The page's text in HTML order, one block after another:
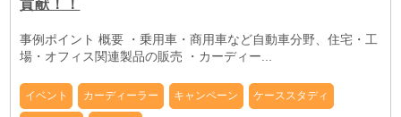
貢献！！
事例ポイント 概要 ・乗用車・商用車など自動車分野、住宅・工
場・オフィス関連製品の販売 ・カーディー...
イベント カーディーラー キャンペーン ケーススタディ